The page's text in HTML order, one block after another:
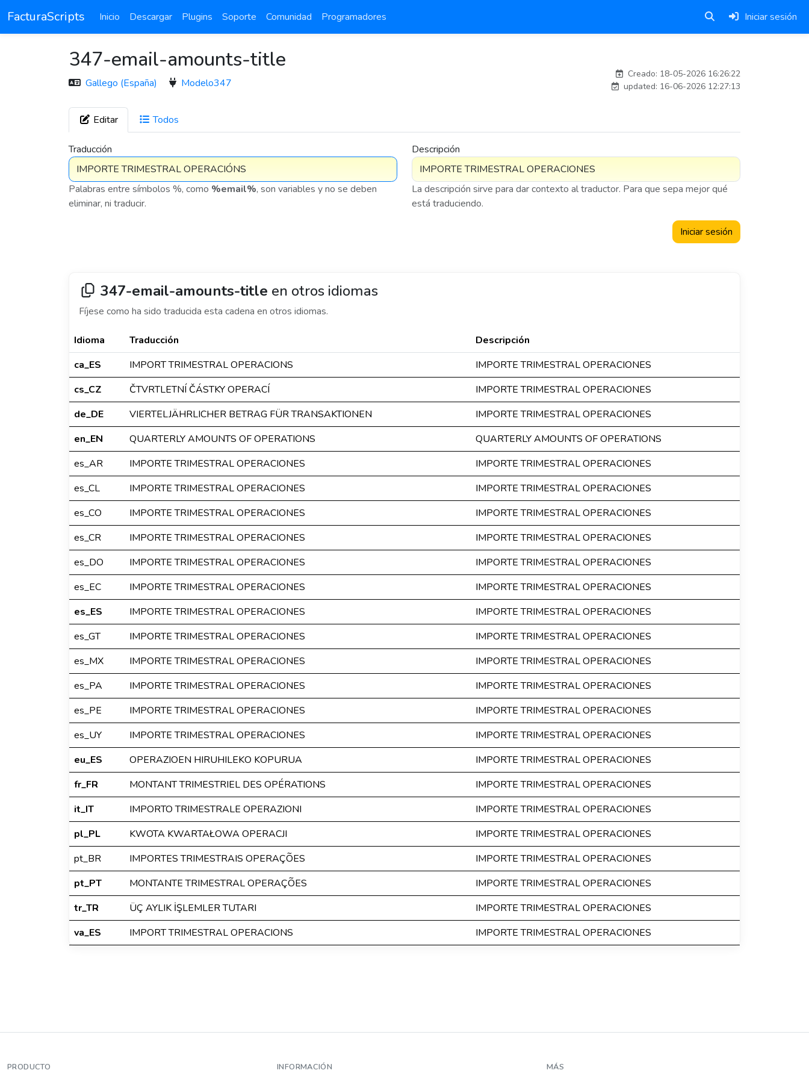
FacturaScripts Inicio Descargar Plugins Soporte Comunidad Programadores Iniciar sesión
347-email-amounts-title
Gallego (España) Modelo347
Creado: 18-05-2026 16:26:22
updated: 16-06-2026 12:27:13
Editar Todos
Traducción
Palabras entre símbolos %, como %email%, son variables y no se deben
eliminar, ni traducir.
Descripción
La descripción sirve para dar contexto al traductor. Para que sepa mejor qué
está traduciendo.
Iniciar sesión
347-email-amounts-title en otros idiomas
Fíjese como ha sido traducida esta cadena en otros idiomas.
Idioma Traducción
Descripción
ca_ES
IMPORT TRIMESTRAL OPERACIONS
IMPORTE TRIMESTRAL OPERACIONES
cs_CZ
ČTVRTLETNÍ ČÁSTKY OPERACÍ
IMPORTE TRIMESTRAL OPERACIONES
de_DE
VIERTELJÄHRLICHER BETRAG FÜR TRANSAKTIONEN
IMPORTE TRIMESTRAL OPERACIONES
en_EN
QUARTERLY AMOUNTS OF OPERATIONS
QUARTERLY AMOUNTS OF OPERATIONS
es_AR
IMPORTE TRIMESTRAL OPERACIONES
IMPORTE TRIMESTRAL OPERACIONES
es_CL
IMPORTE TRIMESTRAL OPERACIONES
IMPORTE TRIMESTRAL OPERACIONES
es_CO
IMPORTE TRIMESTRAL OPERACIONES
IMPORTE TRIMESTRAL OPERACIONES
es_CR
IMPORTE TRIMESTRAL OPERACIONES
IMPORTE TRIMESTRAL OPERACIONES
es_DO
IMPORTE TRIMESTRAL OPERACIONES
IMPORTE TRIMESTRAL OPERACIONES
es_EC
IMPORTE TRIMESTRAL OPERACIONES
IMPORTE TRIMESTRAL OPERACIONES
es_ES
IMPORTE TRIMESTRAL OPERACIONES
IMPORTE TRIMESTRAL OPERACIONES
es_GT
IMPORTE TRIMESTRAL OPERACIONES
IMPORTE TRIMESTRAL OPERACIONES
es_MX
IMPORTE TRIMESTRAL OPERACIONES
IMPORTE TRIMESTRAL OPERACIONES
es_PA
IMPORTE TRIMESTRAL OPERACIONES
IMPORTE TRIMESTRAL OPERACIONES
es_PE
IMPORTE TRIMESTRAL OPERACIONES
IMPORTE TRIMESTRAL OPERACIONES
es_UY
IMPORTE TRIMESTRAL OPERACIONES
IMPORTE TRIMESTRAL OPERACIONES
eu_ES
OPERAZIOEN HIRUHILEKO KOPURUA
IMPORTE TRIMESTRAL OPERACIONES
fr_FR
MONTANT TRIMESTRIEL DES OPÉRATIONS
IMPORTE TRIMESTRAL OPERACIONES
it_IT
IMPORTO TRIMESTRALE OPERAZIONI
IMPORTE TRIMESTRAL OPERACIONES
pl_PL
KWOTA KWARTAŁOWA OPERACJI
IMPORTE TRIMESTRAL OPERACIONES
pt_BR
IMPORTES TRIMESTRAIS OPERAÇÕES
IMPORTE TRIMESTRAL OPERACIONES
pt_PT
MONTANTE TRIMESTRAL OPERAÇÕES
IMPORTE TRIMESTRAL OPERACIONES
tr_TR
ÜÇ AYLIK İŞLEMLER TUTARI
IMPORTE TRIMESTRAL OPERACIONES
va_ES
IMPORT TRIMESTRAL OPERACIONS IMPORTE TRIMESTRAL OPERACIONES
PRODUCTO INFORMACIÓN MÁS